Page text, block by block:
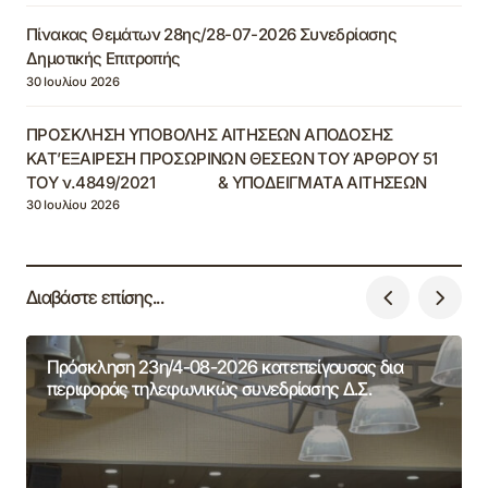
Πίνακας Θεμάτων 28ης/28-07-2026 Συνεδρίασης
Δημοτικής Επιτροπής
30 Ιουλίου 2026
ΠΡΟΣΚΛΗΣΗ ΥΠΟΒΟΛΗΣ ΑΙΤΗΣΕΩΝ ΑΠΟΔΟΣΗΣ
ΚΑΤ’ΕΞΑΙΡΕΣΗ ΠΡΟΣΩΡΙΝΩΝ ΘΕΣΕΩΝ ΤΟΥ ΆΡΘΡΟΥ 51
ΤΟΥ ν.4849/2021 & ΥΠΟΔΕΙΓΜΑΤΑ ΑΙΤΗΣΕΩΝ
30 Ιουλίου 2026
Διαβάστε επίσης...
Πρόσκληση 23η/4-08-2026 κατεπείγουσας δια
περιφοράς τηλεφωνικώς συνεδρίασης Δ.Σ.